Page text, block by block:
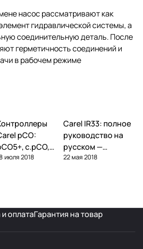
насос рассматривают как
гидравлической системы, а
соединительную деталь. После
герметичность соединений и
в рабочем режиме
Автоматика и
контроллеры
pCO:
c.pCO,
mini —
июля 2018
Автоматика и
контроллеры
Carel IR33: полное
руководство на
русском —
параметры,
22 мая 2018
оплатаГарантия на товар